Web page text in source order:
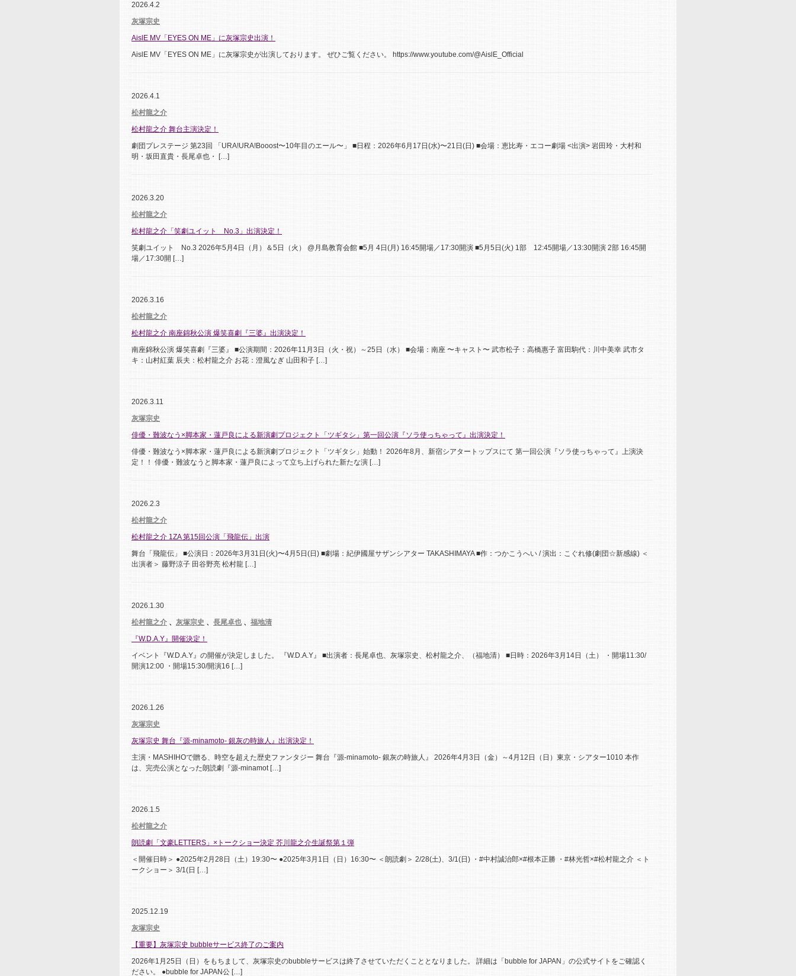
2026.4.2
灰塚宗史
AislE MV「EYES ON ME」に灰塚宗史出演！
AislE MV「EYES ON ME」に灰塚宗史が出演しております。 ぜひご覧ください。 https://www.youtube.com/@AislE_Official
2026.4.1
松村龍之介
松村龍之介 舞台主演決定！
劇団プレステージ 第23回 「URA!URA!Booost〜10年目のエール〜」 ■日程：2026年6月17日(水)〜21日(日) ■会場：恵比寿・エコー劇場 <出演> 岩田玲・大村和
明・坂田直貴・長尾卓也・ […]
2026.3.20
松村龍之介
松村龍之介「笑劇ユイット No.3」出演決定！
笑劇ユイット No.3 2026年5月4日（月）＆5日（火） @月島教育会館 ■5月 4日(月) 16:45開場／17:30開演 ■5月5日(火) 1部 12:45開場／13:30開演 2部 16:45開
場／17:30開 […]
2026.3.16
松村龍之介
松村龍之介 南座錦秋公演 爆笑喜劇『三婆』出演決定！
南座錦秋公演 爆笑喜劇『三婆』 ■公演期間：2026年11月3日（火・祝）～25日（水） ■会場：南座 〜キャスト〜 武市松子：高橋惠子 富田駒代：川中美幸 武市タ
キ：山村紅葉 辰夫：松村龍之介 お花：澄風なぎ 山田和子 […]
2026.3.11
灰塚宗史
俳優・難波なう×脚本家・蓮戸良による新演劇プロジェクト「ツギタシ」第一回公演『ソラ使っちゃって』出演決定！
俳優・難波なう×脚本家・蓮戸良による新演劇プロジェクト「ツギタシ」始動！ 2026年8月、新宿シアタートップスにて 第一回公演『ソラ使っちゃって』上演決
定！！ 俳優・難波なうと脚本家・蓮戸良によって立ち上げられた新たな演 […]
2026.2.3
松村龍之介
松村龍之介 1ZA 第15回公演「飛龍伝」出演
舞台「飛龍伝」 ■公演日：2026年3月31日(火)〜4月5日(日) ■劇場：紀伊國屋サザンシアター TAKASHIMAYA ■作：つかこうへい / 演出：こぐれ修(劇団☆新感線) ＜
出演者＞ 藤野涼子 田谷野亮 松村龍 […]
2026.1.30
松村龍之介 、 灰塚宗史 、 長尾卓也、 福地清
『W.D.A.Y』開催決定！
イベント『W.D.A.Y』の開催が決定しました。 『W.D.A.Y』 ■出演者：長尾卓也、灰塚宗史、松村龍之介、（福地清） ■日時：2026年3月14日（土） ・開場11:30/
開演12:00 ・開場15:30/開演16 […]
2026.1.26
灰塚宗史
灰塚宗史 舞台『源-minamoto- 銀灰の時旅人』出演決定！
主演・MASHIHOで贈る、時空を超えた歴史ファンタジー 舞台『源-minamoto- 銀灰の時旅人』 2026年4月3日（金）～4月12日（日）東京・シアター1010 本作
は、完売公演となった朗読劇『源-minamot […]
2026.1.5
松村龍之介
朗読劇「文豪LETTERS」×トークショー決定 芥川龍之介生誕祭第１弾
＜開催日時＞ ●2025年2月28日（土）19:30〜 ●2025年3月1日（日）16:30〜 ＜朗読劇＞ 2/28(土)、3/1(日) ・#中村誠治郎×#根本正勝 ・#林光哲×#松村龍之介 ＜ト
ークショー＞ 3/1(日 […]
2025.12.19
灰塚宗史
【重要】灰塚宗史 bubbleサービス終了のご案内
2026年1月25日（日）をもちまして、灰塚宗史のbubbleサービスは終了させていただくこととなりました。 詳細は「bubble for JAPAN」の公式サイトをご確認く
ださい。 ●bubble for JAPAN公 […]